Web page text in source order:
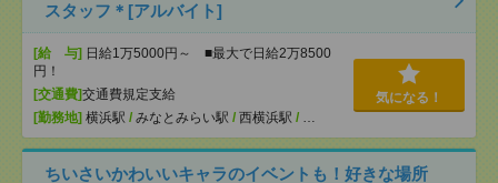
スタッフ＊[アルバイト]
[給 与] 日給1万5000円～ ■最大で日給2万8500
円！
[交通費]交通費規定支給
[勤務地] 横浜駅 / みなとみらい駅 / 西横浜駅 / …
気になる！
ちいさいかわいいキャラのイベントも！好きな場所